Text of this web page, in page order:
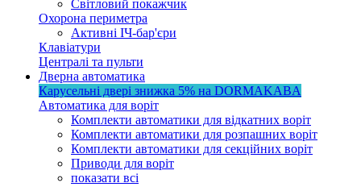
Світловий покажчик
Охорона периметра
Активні ІЧ-бар'єри
Клавіатури
Централі та пульти
Дверна автоматика
Карусельні двері знижка 5% на DORMAKABA
Автоматика для воріт
Комплекти автоматики для відкатних воріт
Комплекти автоматики для розпашних воріт
Комплекти автоматики для секційних воріт
Приводи для воріт
показати всі